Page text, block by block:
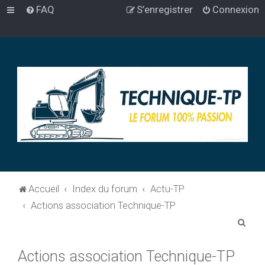
FAQ Connexion
S’enregistrer
Accueil Index du forum
Actu-TP
Actions association Technique-TP
Actions association Technique-TP